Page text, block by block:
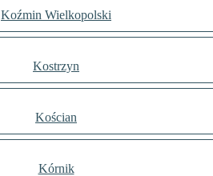
Koźmin Wielkopolski
Kostrzyn
Kościan
Kórnik